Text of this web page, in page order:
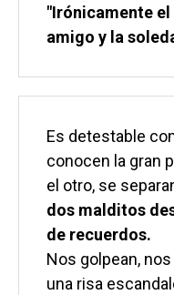
"Irónicamente
amigo y la
Es detestable
conocen la gran
el otro, se
dos malditos
de recuerdos.
Nos golpean,
una risa